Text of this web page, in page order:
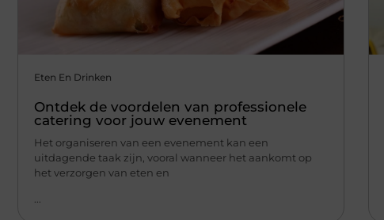
Eten En Drinken
Ontdek de voordelen van professionele
catering voor jouw evenement
Het organiseren van een evenement kan een
uitdagende taak zijn, vooral wanneer het aankomt op
het verzorgen van eten en
...